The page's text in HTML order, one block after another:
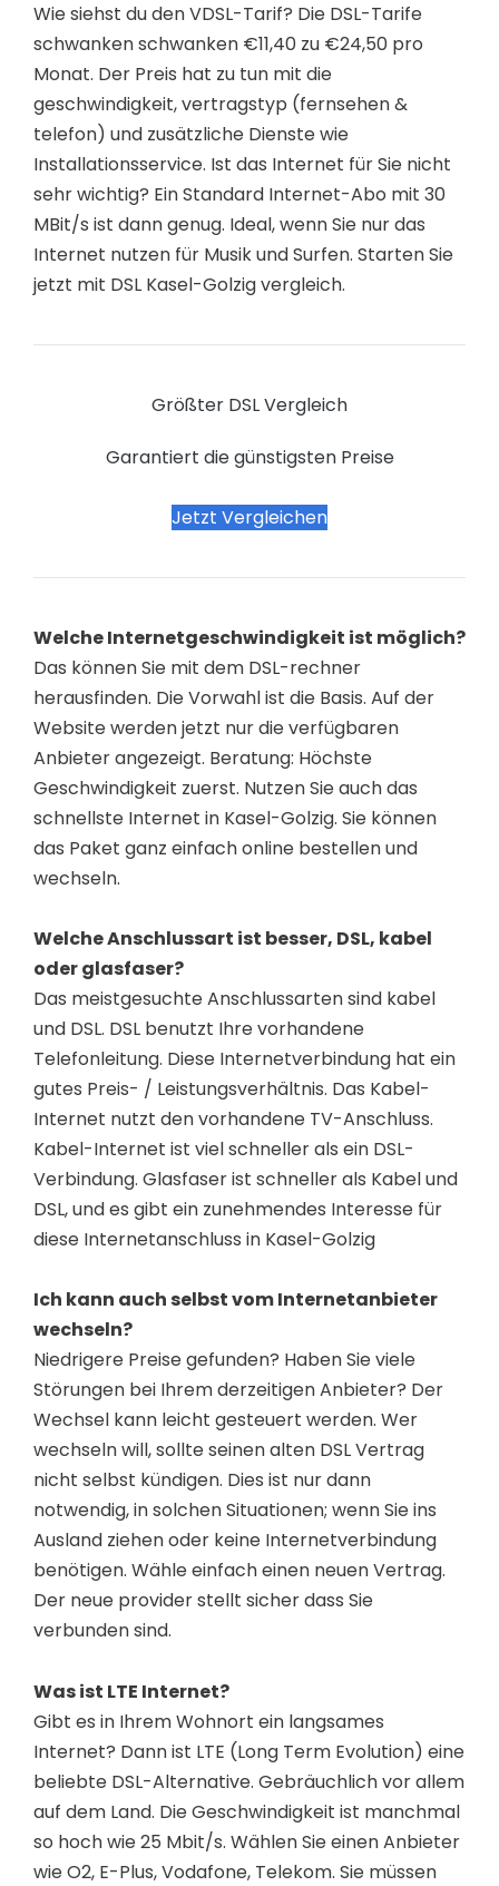
Wie siehst du den VDSL-Tarif? Die DSL-Tarife
schwanken schwanken €11,40 zu €24,50 pro
Monat. Der Preis hat zu tun mit die
geschwindigkeit, vertragstyp (fernsehen &
telefon) und zusätzliche Dienste wie
Installationsservice. Ist das Internet für Sie nicht
sehr wichtig? Ein Standard Internet-Abo mit 30
MBit/s ist dann genug. Ideal, wenn Sie nur das
Internet nutzen für Musik und Surfen. Starten Sie
jetzt mit DSL Kasel-Golzig vergleich.
Größter DSL Vergleich
Garantiert die günstigsten Preise
Jetzt Vergleichen
Welche Internetgeschwindigkeit ist möglich?
Das können Sie mit dem DSL-rechner
herausfinden. Die Vorwahl ist die Basis. Auf der
Website werden jetzt nur die verfügbaren
Anbieter angezeigt. Beratung: Höchste
Geschwindigkeit zuerst. Nutzen Sie auch das
schnellste Internet in Kasel-Golzig. Sie können
das Paket ganz einfach online bestellen und
wechseln.
Welche Anschlussart ist besser, DSL, kabel
oder glasfaser?
Das meistgesuchte Anschlussarten sind kabel
und DSL. DSL benutzt Ihre vorhandene
Telefonleitung. Diese Internetverbindung hat ein
gutes Preis- / Leistungsverhältnis. Das Kabel-
Internet nutzt den vorhandene TV-Anschluss.
Kabel-Internet ist viel schneller als ein DSL-
Verbindung. Glasfaser ist schneller als Kabel und
DSL, und es gibt ein zunehmendes Interesse für
diese Internetanschluss in Kasel-Golzig
Ich kann auch selbst vom Internetanbieter
wechseln?
Niedrigere Preise gefunden? Haben Sie viele
Störungen bei Ihrem derzeitigen Anbieter? Der
Wechsel kann leicht gesteuert werden. Wer
wechseln will, sollte seinen alten DSL Vertrag
nicht selbst kündigen. Dies ist nur dann
notwendig, in solchen Situationen; wenn Sie ins
Ausland ziehen oder keine Internetverbindung
benötigen. Wähle einfach einen neuen Vertrag.
Der neue provider stellt sicher dass Sie
verbunden sind.
Was ist LTE Internet?
Gibt es in Ihrem Wohnort ein langsames
Internet? Dann ist LTE (Long Term Evolution) eine
beliebte DSL-Alternative. Gebräuchlich vor allem
auf dem Land. Die Geschwindigkeit ist manchmal
so hoch wie 25 Mbit/s. Wählen Sie einen Anbieter
wie O2, E-Plus, Vodafone, Telekom. Sie müssen